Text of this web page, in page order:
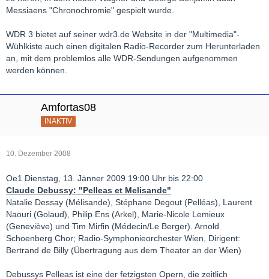
Messiaens "Chronochromie" gespielt wurde.
WDR 3 bietet auf seiner wdr3.de Website in der "Multimedia"-
Wühlkiste auch einen digitalen Radio-Recorder zum Herunterladen
an, mit dem problemlos alle WDR-Sendungen aufgenommen
werden können.
Amfortas08
INAKTIV
10. Dezember 2008
Oe1 Dienstag, 13. Jänner 2009 19:00 Uhr bis 22:00
Claude Debussy: "Pelleas et Melisande"
Natalie Dessay (Mélisande), Stéphane Degout (Pelléas), Laurent
Naouri (Golaud), Philip Ens (Arkel), Marie-Nicole Lemieux
(Geneviève) und Tim Mirfin (Médecin/Le Berger). Arnold
Schoenberg Chor; Radio-Symphonieorchester Wien, Dirigent:
Bertrand de Billy (Übertragung aus dem Theater an der Wien)
Debussys Pelleas ist eine der fetzigsten Opern, die zeitlich